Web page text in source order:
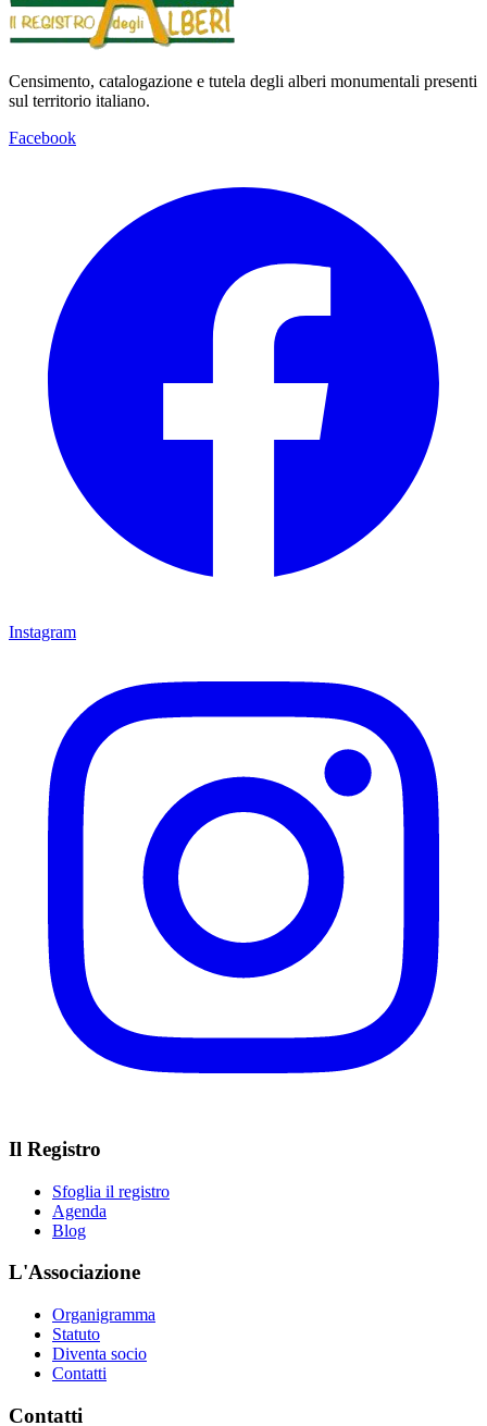
Censimento, catalogazione e tutela degli alberi monumentali presenti
sul territorio italiano.
Facebook
Instagram
Il Registro
Sfoglia il registro
Agenda
Blog
L'Associazione
Organigramma
Statuto
Diventa socio
Contatti
Contatti